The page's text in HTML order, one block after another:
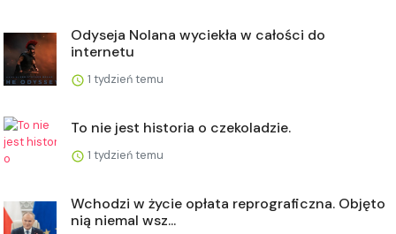
Odyseja Nolana wyciekła w całości do
internetu
1 tydzień temu
To nie jest historia o czekoladzie.
1 tydzień temu
Wchodzi w życie opłata reprograficzna. Objęto
nią niemal wsz...